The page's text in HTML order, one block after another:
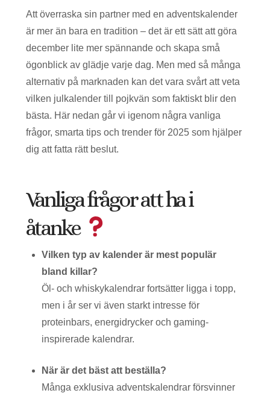
Att överraska sin partner med en adventskalender
är mer än bara en tradition – det är ett sätt att göra
december lite mer spännande och skapa små
ögonblick av glädje varje dag. Men med så många
alternativ på marknaden kan det vara svårt att veta
vilken julkalender till pojkvän som faktiskt blir den
bästa. Här nedan går vi igenom några vanliga
frågor, smarta tips och trender för 2025 som hjälper
dig att fatta rätt beslut.
Vanliga frågor att ha i
åtanke
Vilken typ av kalender är mest populär
bland killar?
Öl- och whiskykalendrar fortsätter ligga i topp,
men i år ser vi även starkt intresse för
proteinbars, energidrycker och gaming-
inspirerade kalendrar.
När är det bäst att beställa?
Många exklusiva adventskalendrar försvinner